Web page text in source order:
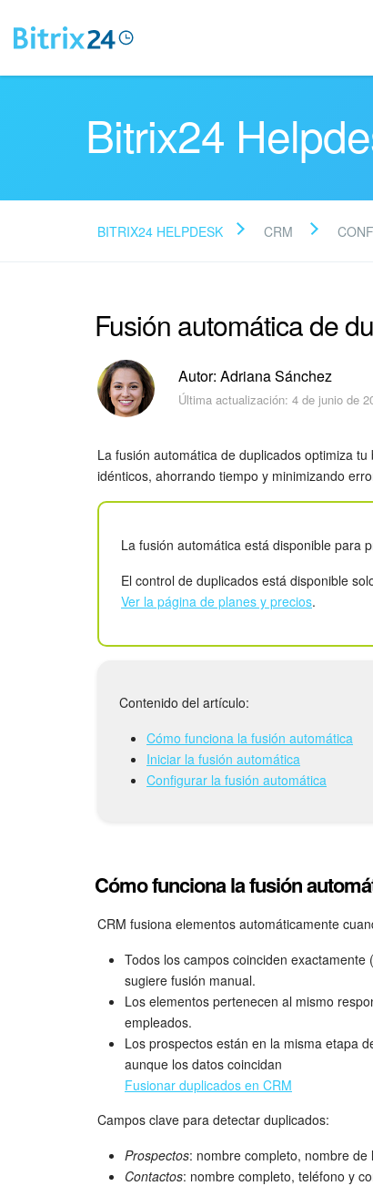
Bitrix24
BITRIX24 HELPDESK CRM
Fusión automática de
Autor: Adriana Sánchez
Última actualización: 4 de junio de
La fusión automática de duplicados optimiza
idénticos, ahorrando tiempo y minimizando
La fusión automática está disponible para
El control de duplicados está disponible
Ver la página de planes y precios.
Contenido del artículo:
Cómo funciona la fusión automática
Iniciar la fusión automática
Configurar la fusión automática
Cómo funciona la fusión
CRM fusiona elementos automáticamente
Todos los campos coinciden
sugiere fusión manual.
Los elementos pertenecen al mismo
empleados.
Los prospectos están en la misma etapa
aunque los datos coincidan
Fusionar duplicados en CRM
Campos clave para detectar duplicados:
Prospectos: nombre completo, nombre
Contactos: nombre completo, teléfono y